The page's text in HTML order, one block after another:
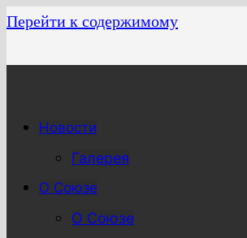
Перейти к содержимому
Новости
Галерея
О Союзе
О Союзе